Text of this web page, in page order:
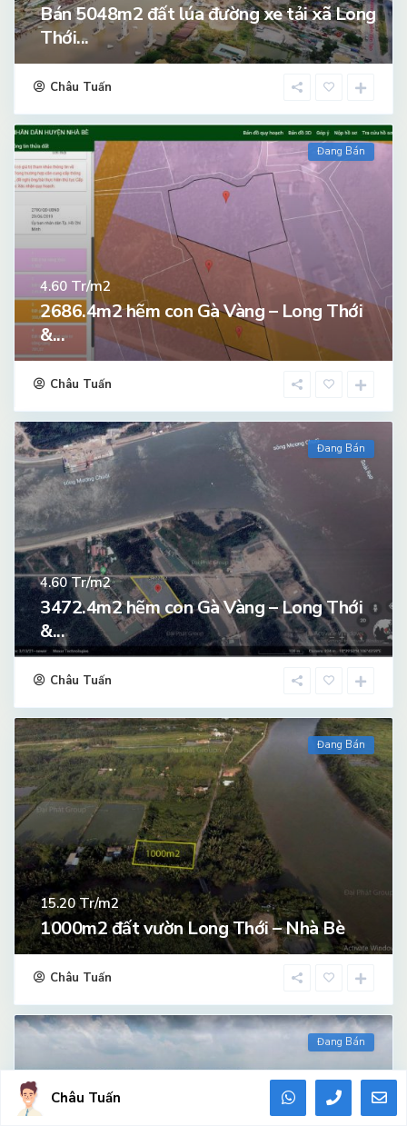
Bán 5048m2 đất lúa đường xe tải xã Long
Thới...
Châu Tuấn
Đang Bán
4.60 Tr/m2
2686.4m2 hẽm con Gà Vàng – Long Thới
&...
Châu Tuấn
Đang Bán
4.60Tr/m2
3472.4m2 hẽm con Gà Vàng – Long Thới
&...
Châu Tuấn
Đang Bán
15.20Tr/m2
1000m2 đất vườn Long Thới – Nhà Bè
Châu Tuấn
Đang Bán
Châu Tuấn